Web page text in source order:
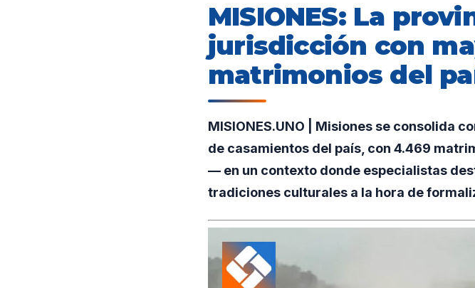
MISIONES: La
jurisdicción con
matrimonios del
MISIONES.UNO | Misiones se consolida
de casamientos del país, con 4.469
— en un contexto donde especialistas
tradiciones culturales a la hora de